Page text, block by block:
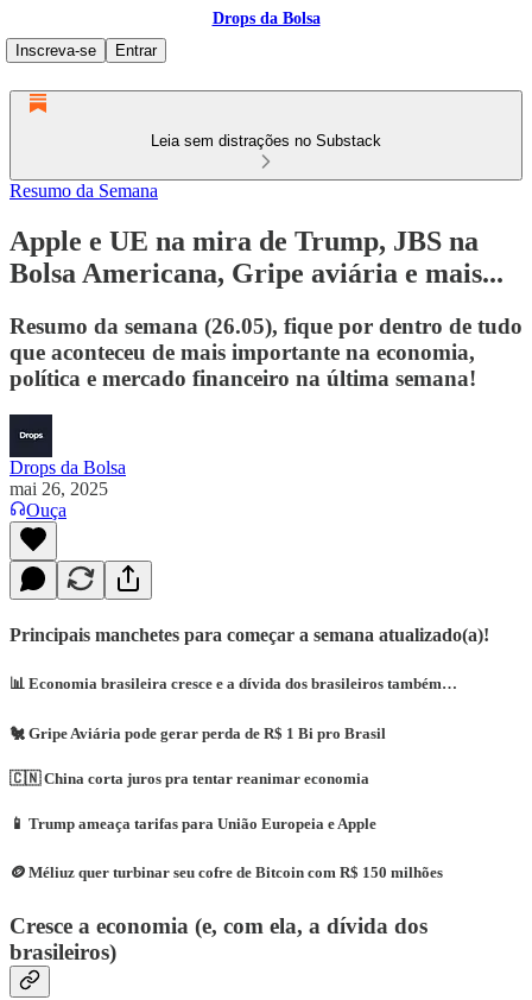
Drops da Bolsa
Inscreva-se
Entrar
Leia sem distrações no Substack
Resumo da Semana
Apple e UE na mira de Trump, JBS na
Bolsa Americana, Gripe aviária e mais...
Resumo da semana (26.05), fique por dentro de tudo
que aconteceu de mais importante na economia,
política e mercado financeiro na última semana!
Drops da Bolsa
mai 26, 2025
Ouça
Principais manchetes para começar a semana atualizado(a)!
📊 Economia brasileira cresce e a dívida dos brasileiros também…
🐔 Gripe Aviária pode gerar perda de R$ 1 Bi pro Brasil
🇨🇳 China corta juros pra tentar reanimar economia
📱 Trump ameaça tarifas para União Europeia e Apple
🪙 Méliuz quer turbinar seu cofre de Bitcoin com R$ 150 milhões
Cresce a economia (e, com ela, a dívida dos
brasileiros)